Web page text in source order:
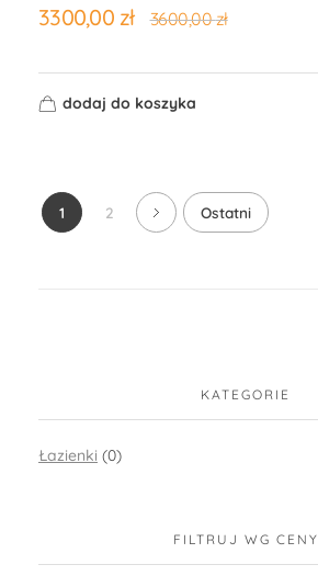
3300,00 zł 3600,00zł
dodaj do koszyka
1 2 Ostatni
KATEGORIE
Łazienki (0)
FILTRUJ WG CENY